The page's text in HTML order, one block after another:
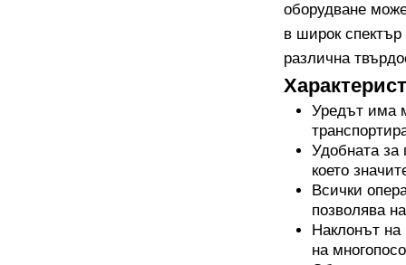
оборудване
в широк
различна
Уредът има
Удобната за
което
Всички
позволява
Наклонът
на